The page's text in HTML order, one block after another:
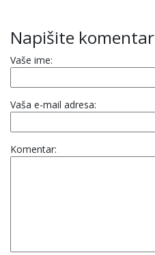
Napišite komentar
Vaše ime:
Vaša e-mail adresa:
Komentar: